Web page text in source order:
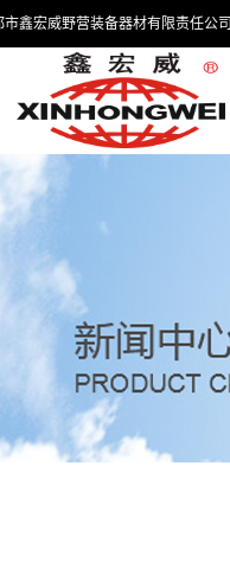
市鑫宏威野营装备器材有限责任公司